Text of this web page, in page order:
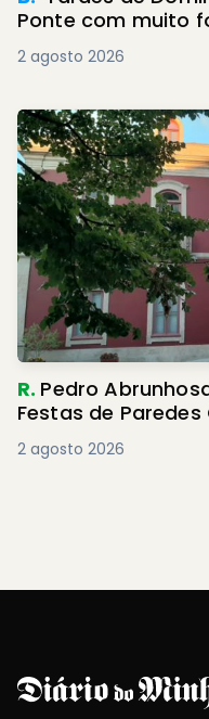
Ponte com muito
2 agosto 2026
R. Pedro
Festas de Paredes
2 agosto 2026